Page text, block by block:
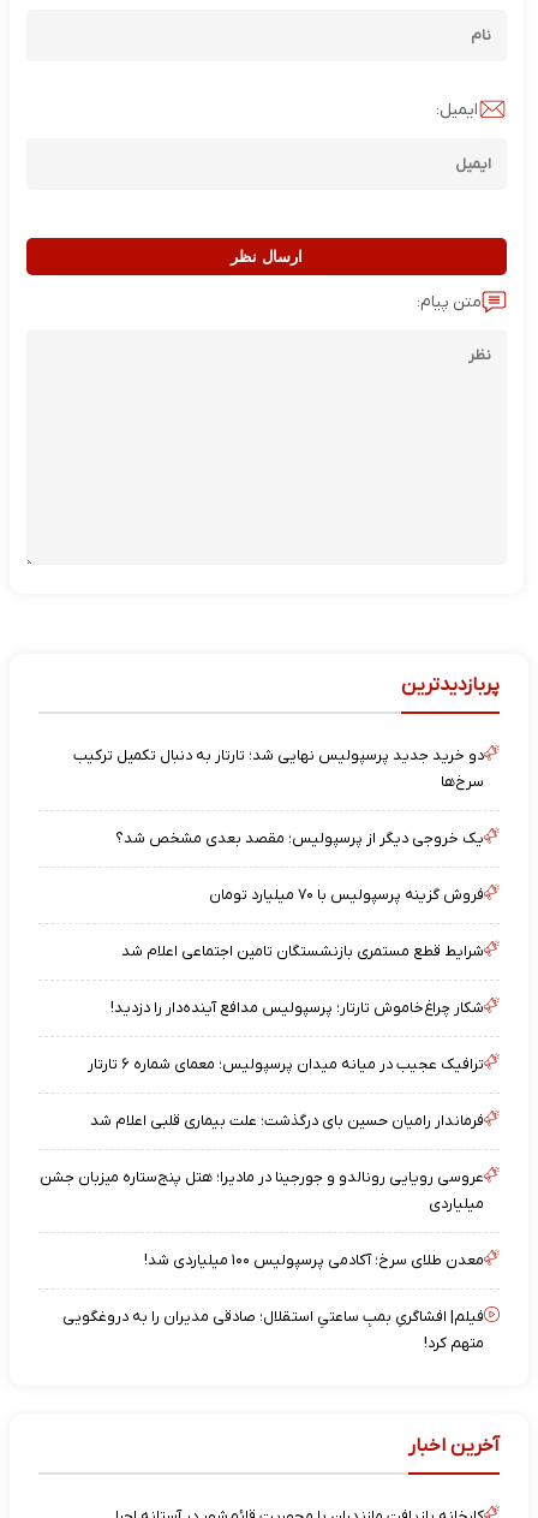
ایمیل:
ارسال نظر
متن پیام:
پربازدیدترین
دو خرید جدید پرسپولیس نهایی شد؛ تارتار به دنبال تکمیل ترکیب
سرخ‌ها
یک خروجی دیگر از پرسپولیس؛ مقصد بعدی مشخص شد؟
فروش گزینه پرسپولیس با ۷۰ میلیارد تومان
شرایط قطع مستمری بازنشستگان تامین اجتماعی اعلام شد
شکار چراغ‌خاموش تارتار؛ پرسپولیس مدافع آینده‌دار را دزدید!
ترافیک عجیب در میانه میدان پرسپولیس؛ معمای شماره ۶ تارتار
فرماندار رامیان حسین بای درگذشت؛ علت بیماری قلبی اعلام شد
عروسی رویایی رونالدو و جورجینا در مادیرا؛ هتل پنج‌ستاره میزبان جشن
میلیاردی
معدن طلای سرخ؛ آکادمی پرسپولیس ۱۰۰ میلیاردی شد!
فیلم| افشاگریِ بمبِ ساعتیِ استقلال؛ صادقی مدیران را به دروغگویی
متهم کرد!
آخرین اخبار